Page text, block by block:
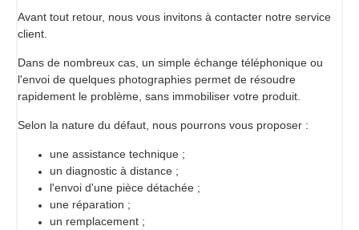
Avant tout retour, nous vous invitons à contacter notre service
client.
Dans de nombreux cas, un simple échange téléphonique ou
l'envoi de quelques photographies permet de résoudre
rapidement le problème, sans immobiliser votre produit.
Selon la nature du défaut, nous pourrons vous proposer :
une assistance technique ;
un diagnostic à distance ;
l'envoi d'une pièce détachée ;
une réparation ;
un remplacement ;